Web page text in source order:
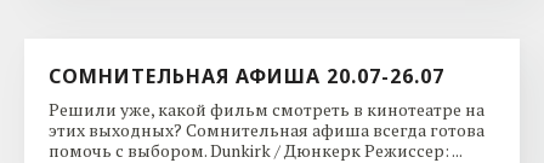
СОМНИТЕЛЬНАЯ АФИША 20.07-26.07
Решили уже, какой фильм смотреть в кинотеатре на
этих выходных? Сомнительная афиша всегда готова
помочь с выбором. Dunkirk / Дюнкерк Режиссер: ...